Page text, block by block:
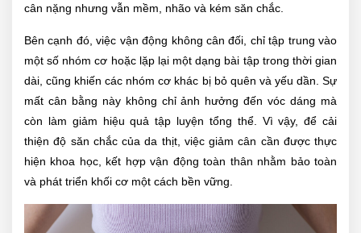
cân nặng nhưng vẫn mềm, nhão và kém săn chắc.
Bên cạnh đó, việc vận động không cân đối, chỉ tập trung vào
một số nhóm cơ hoặc lặp lại một dạng bài tập trong thời gian
dài, cũng khiến các nhóm cơ khác bị bỏ quên và yếu dần. Sự
mất cân bằng này không chỉ ảnh hưởng đến vóc dáng mà
còn làm giảm hiệu quả tập luyện tổng thể. Vì vậy, để cải
thiện độ săn chắc của da thịt, việc giảm cân cần được thực
hiện khoa học, kết hợp vận động toàn thân nhằm bảo toàn
và phát triển khối cơ một cách bền vững.